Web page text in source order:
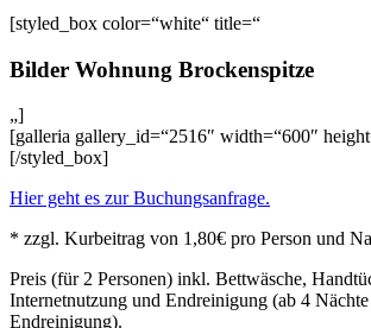
[styled_box color=“white“ title=“
Bilder Wohnung Brockenspitze
„]
[galleria gallery_id=“2516″ width=“600″
[/styled_box]
Hier geht es zur Buchungsanfrage.
* zzgl. Kurbeitrag von 1,80€ pro Person und
Preis (für 2 Personen) inkl. Bettwäsche,
Internetnutzung und Endreinigung (ab 4
Endreinigung).